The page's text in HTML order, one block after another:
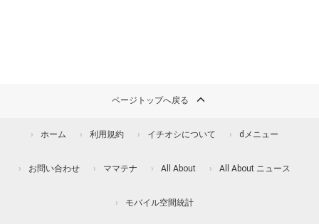
ページトップへ戻る
ホーム 利用規約 イチオシについて dメニュー
お問い合わせ ママテナ All About All About ニュース
モバイル空間統計